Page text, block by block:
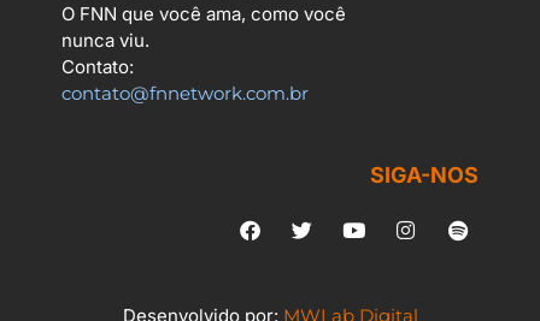
O FNN que você ama, como você
nunca viu.
Contato:
contato@fnnetwork.com.br
SIGA-NOS
Desenvolvido por: MWLab Digital